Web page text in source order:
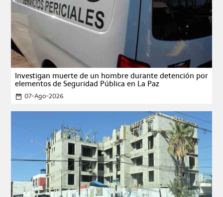
Investigan muerte de un hombre durante detención por
elementos de Seguridad Pública en La Paz
date_range 07-Ago-2026